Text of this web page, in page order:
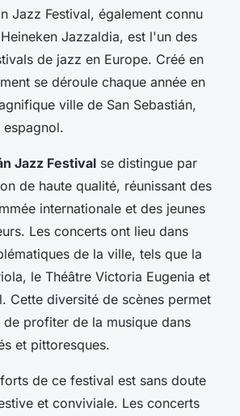
Jazz Festival, également connu
Jazzaldia, est l'un des
de jazz en Europe. Créé en
se déroule chaque année en
ville de San Sebastián,
espagnol.
Jazz Festival se distingue par
de haute qualité, réunissant des
internationale et des jeunes
Les concerts ont lieu dans
de la ville, tels que la
le Théâtre Victoria Eugenia et
Cette diversité de scènes permet
de profiter de la musique dans
et pittoresques.
de ce festival est sans doute
et conviviale. Les concerts